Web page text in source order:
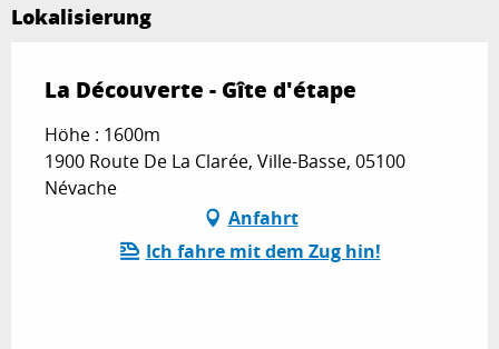
Lokalisierung
La Découverte - Gîte d'étape
Höhe : 1600m
1900 Route De La Clarée, Ville-Basse, 05100
Névache
Anfahrt
Ich fahre mit dem Zug hin!